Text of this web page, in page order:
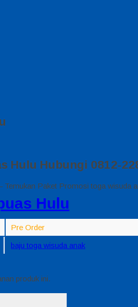
Hulu
Pre Order
baju toga wisuda anak
produk ini.
Hulu Hubungi 0812-
Temukan Paket Promosi toga wisuda